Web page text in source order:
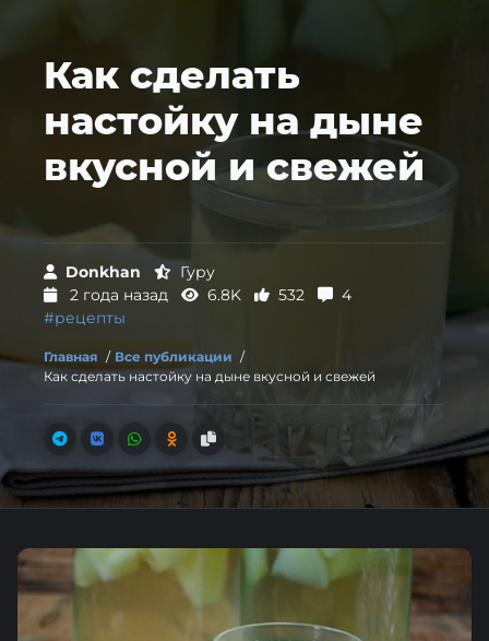
Как сделать
настойку на дыне
вкусной и свежей
Donkhan
Гуру
2 года назад
6.8K 532
4
#рецепты
Главная / Все публикации /
Как сделать настойку на дыне вкусной и свежей